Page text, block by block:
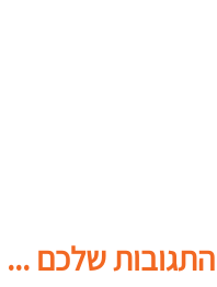
התגובות שלכם ...